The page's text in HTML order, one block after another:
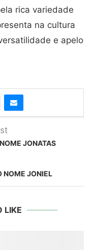
rica variedade
na cultura
e apelo
JONATAS
NOME JONIEL
LIKE